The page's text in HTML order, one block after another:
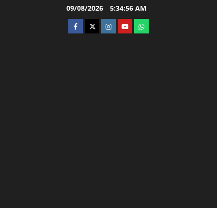
09/08/2026 5:34:57 AM
facebooktwitterinstagram.com
youtubewhatsapp